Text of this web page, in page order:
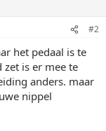
#2
het pedaal is te
zet is er mee te
anders. maar
nippel